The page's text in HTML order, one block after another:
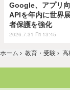
Google、アプリ
APIを年内に世界
者保護を強化
2026.7.31 Fri 13:45
ホーム › 教育・受験 › 高